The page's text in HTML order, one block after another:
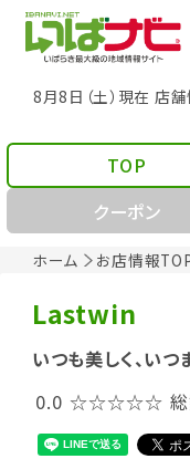
8月8日（土）現在 店
ホーム お店情報
TOP
クーポン
Lastwin
いつも美しく、いつ
0.0 ☆☆☆☆☆